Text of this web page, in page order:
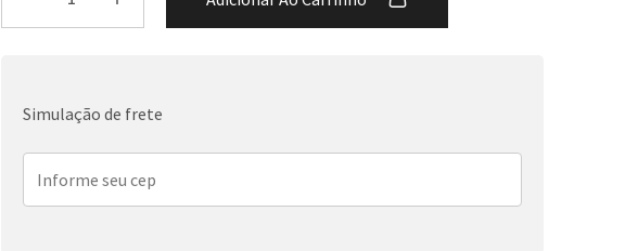
Simulação de frete